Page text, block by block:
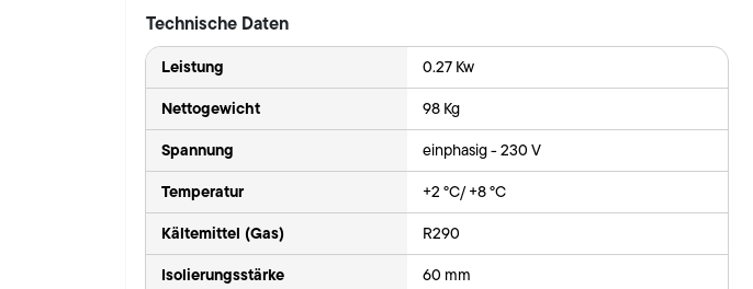
Technische Daten
Leistung 0.27 Kw
Nettogewicht 98 Kg
Spannung einphasig - 230 V
Temperatur +2 °C/ +8 °C
Kältemittel (Gas) R290
Isolierungsstärke 60 mm